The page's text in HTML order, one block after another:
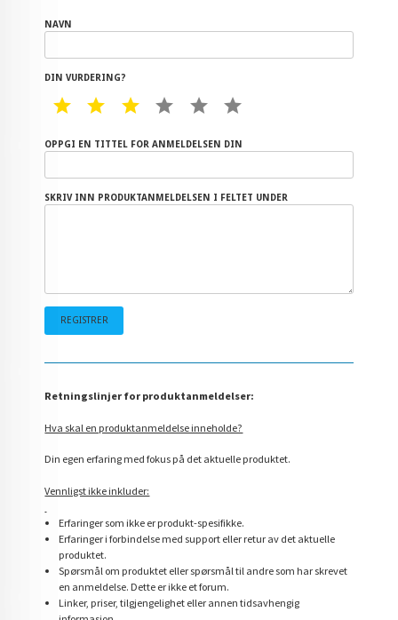
NAVN
DIN VURDERING?
1 STAR2 STAR3 STAR4 STAR5 STAR
OPPGI EN TITTEL FOR ANMELDELSEN DIN
SKRIV INN PRODUKTANMELDELSEN I FELTET UNDER
Retningslinjer for produktanmeldelser:
Hva skal en produktanmeldelse inneholde?
Din egen erfaring med fokus på det aktuelle produktet.
Vennligst ikke inkluder:
Erfaringer som ikke er produkt-spesifikke.
Erfaringer i forbindelse med support eller retur av det aktuelle
produktet.
Spørsmål om produktet eller spørsmål til andre som har skrevet
en anmeldelse. Dette er ikke et forum.
Linker, priser, tilgjengelighet eller annen tidsavhengig